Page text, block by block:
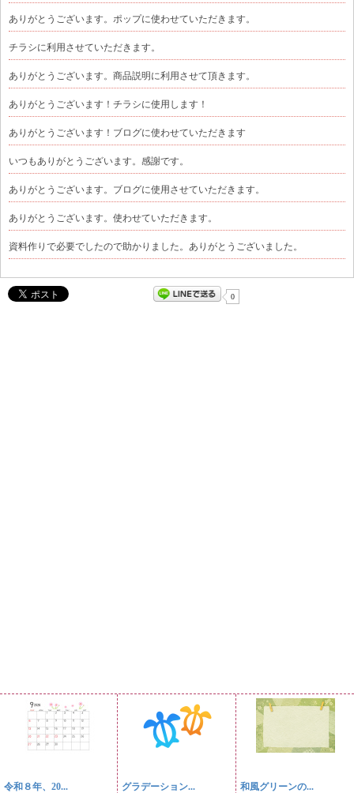
ありがとうございます。ポップに使わせていただきます。
チラシに利用させていただきます。
ありがとうございます。商品説明に利用させて頂きます。
ありがとうございます！チラシに使用します！
ありがとうございます！ブログに使わせていただきます
いつもありがとうございます。感謝です。
ありがとうございます。ブログに使用させていただきます。
ありがとうございます。使わせていただきます。
資料作りで必要でしたので助かりました。ありがとうございました。
0
令和８年、20... グラデーション... 和風グリーンの...